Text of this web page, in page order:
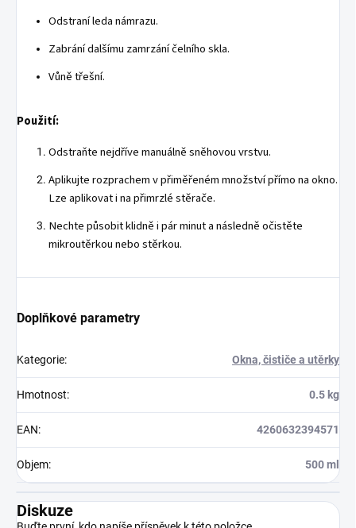
Odstraní leda námrazu.
Zabrání dalšímu zamrzání čelního skla.
Vůně třešní.
Použití:
Odstraňte nejdříve manuálně sněhovou vrstvu.
Aplikujte rozprachem v přiměřeném množství přímo na okno.
Lze aplikovat i na přimrzlé stěrače.
Nechte působit klidně i pár minut a následně očistěte
mikroutěrkou nebo stěrkou.
Doplňkové parametry
Kategorie: Okna, čističe a utěrky
Hmotnost: 0.5 kg
EAN: 4260632394571
Objem: 500 ml
Diskuze